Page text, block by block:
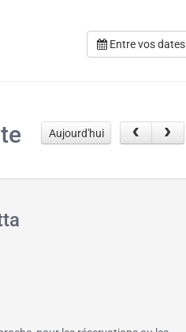
Entre vos dates
Aujourd'hui